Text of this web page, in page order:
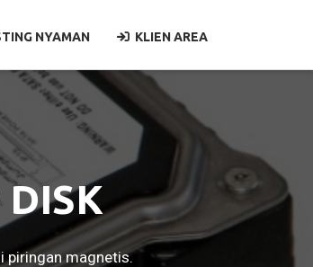
NYAMAN KLIEN AREA
piringan magnetis.